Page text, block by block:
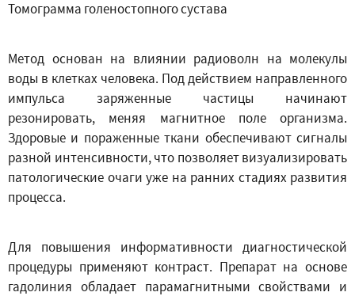
Томограмма голеностопного сустава
Метод основан на влиянии радиоволн на молекулы
воды в клетках человека. Под действием направленного
импульса заряженные частицы начинают
резонировать, меняя магнитное поле организма.
Здоровые и пораженные ткани обеспечивают сигналы
разной интенсивности, что позволяет визуализировать
патологические очаги уже на ранних стадиях развития
процесса.
Для повышения информативности диагностической
процедуры применяют контраст. Препарат на основе
гадолиния обладает парамагнитными свойствами и